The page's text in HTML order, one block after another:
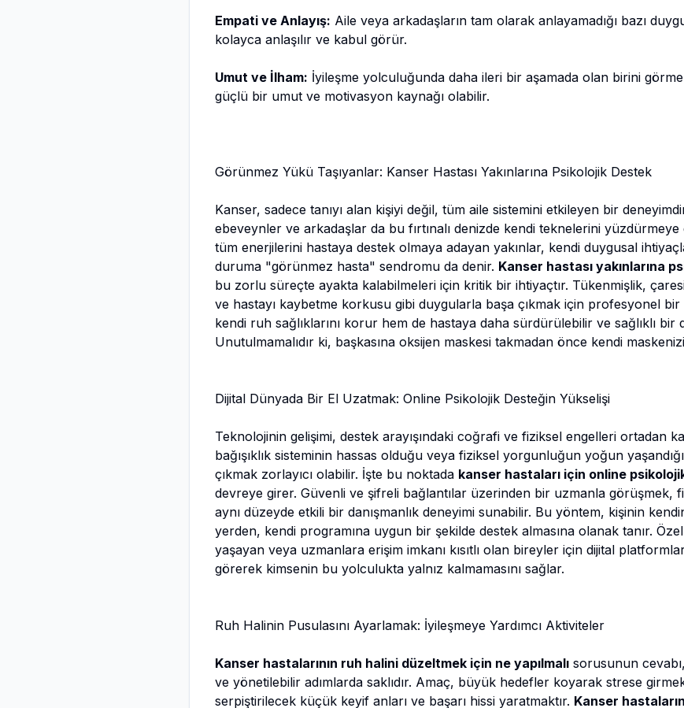
Empati ve Anlayış: Aile veya arkadaşların tam olarak anlayamadığı bazı
kolayca anlaşılır ve kabul görür.
Umut ve İlham: İyileşme yolculuğunda daha ileri bir aşamada olan birini
güçlü bir umut ve motivasyon kaynağı olabilir.
Görünmez Yükü Taşıyanlar: Kanser Hastası Yakınlarına Psikolojik Destek
Kanser, sadece tanıyı alan kişiyi değil, tüm aile sistemini etkileyen bir
ebeveynler ve arkadaşlar da bu fırtınalı denizde kendi teknelerini yüzdürmeye
tüm enerjilerini hastaya destek olmaya adayan yakınlar, kendi duygusal
duruma "görünmez hasta" sendromu da denir. Kanser hastası yakınlarına
bu zorlu süreçte ayakta kalabilmeleri için kritik bir ihtiyaçtır. Tükenmişlik,
ve hastayı kaybetme korkusu gibi duygularla başa çıkmak için profesyonel
kendi ruh sağlıklarını korur hem de hastaya daha sürdürülebilir ve sağlıklı bir
Unutulmamalıdır ki, başkasına oksijen maskesi takmadan önce kendi
Dijital Dünyada Bir El Uzatmak: Online Psikolojik Desteğin Yükselişi
Teknolojinin gelişimi, destek arayışındaki coğrafi ve fiziksel engelleri ortadan
bağışıklık sisteminin hassas olduğu veya fiziksel yorgunluğun yoğun
çıkmak zorlayıcı olabilir. İşte bu noktada kanser hastaları için online
devreye girer. Güvenli ve şifreli bağlantılar üzerinden bir uzmanla görüşmek,
aynı düzeyde etkili bir danışmanlık deneyimi sunabilir. Bu yöntem, kişinin
yerden, kendi programına uygun bir şekilde destek almasına olanak tanır.
yaşayan veya uzmanlara erişim imkanı kısıtlı olan bireyler için dijital
görerek kimsenin bu yolculukta yalnız kalmamasını sağlar.
Ruh Halinin Pusulasını Ayarlamak: İyileşmeye Yardımcı Aktiviteler
Kanser hastalarının ruh halini düzeltmek için ne yapılmalı sorusunun
ve yönetilebilir adımlarda saklıdır. Amaç, büyük hedefler koyarak strese
serpiştirilecek küçük keyif anları ve başarı hissi yaratmaktır. Kanser